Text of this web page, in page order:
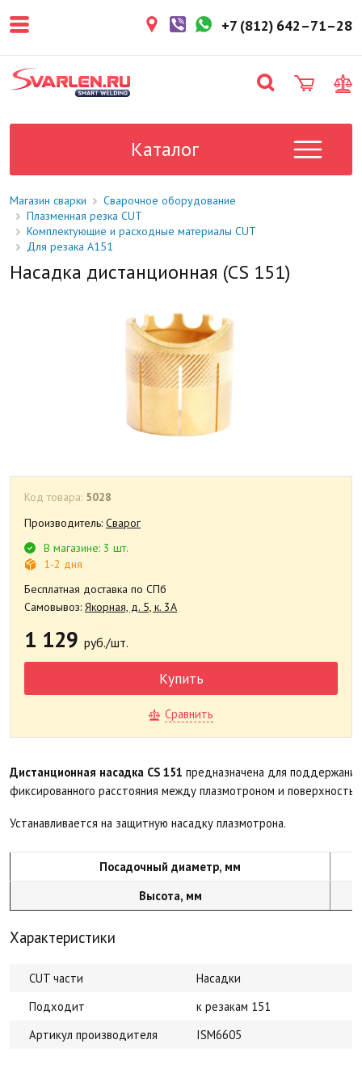
более 3 рабочих дней.
поставки в магазин: 1-2 рабочих
дня.
Данный товар отсутствует на
уточните у менеджера.
+7 (812) 642–71–28
Каталог
Магазин сварки
Сварочное оборудование
Плазменная резка CUT
Комплектующие и расходные материалы CUT
Для резака A151
Насадка дистанционная (CS 151)
Код товара: 5028
Производитель: Сварог
В магазине: 3 шт.
1-2 дня
Бесплатная доставка по СПб
Самовывоз: Якорная, д. 5, к. 3А
1 129 руб./шт.
Купить
Сравнить
Дистанционная насадка CS 151 предназначена для
фиксированного расстояния между плазмотроном и
Устанавливается на защитную насадку плазмотрона.
Посадочный диаметр, мм
Высота, мм
Характеристики
CUT части
Насадки
Подходит
к резакам 151
Артикул производителя
ISM6605